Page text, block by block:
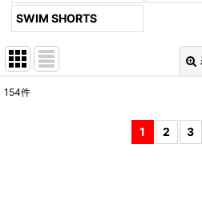
SWIM SHORTS
154件
1 2 3